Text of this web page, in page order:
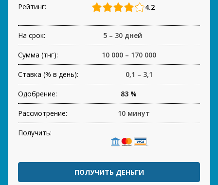
Рейтинг: 4.2
На срок: 5 – 30 дней
Сумма (тнг): 10 000 – 170 000
Ставка (% в день): 0,1 – 3,1
Одобрение: 83 %
Рассмотрение: 10 минут
Получить:
ПОЛУЧИТЬ ДЕНЬГИ